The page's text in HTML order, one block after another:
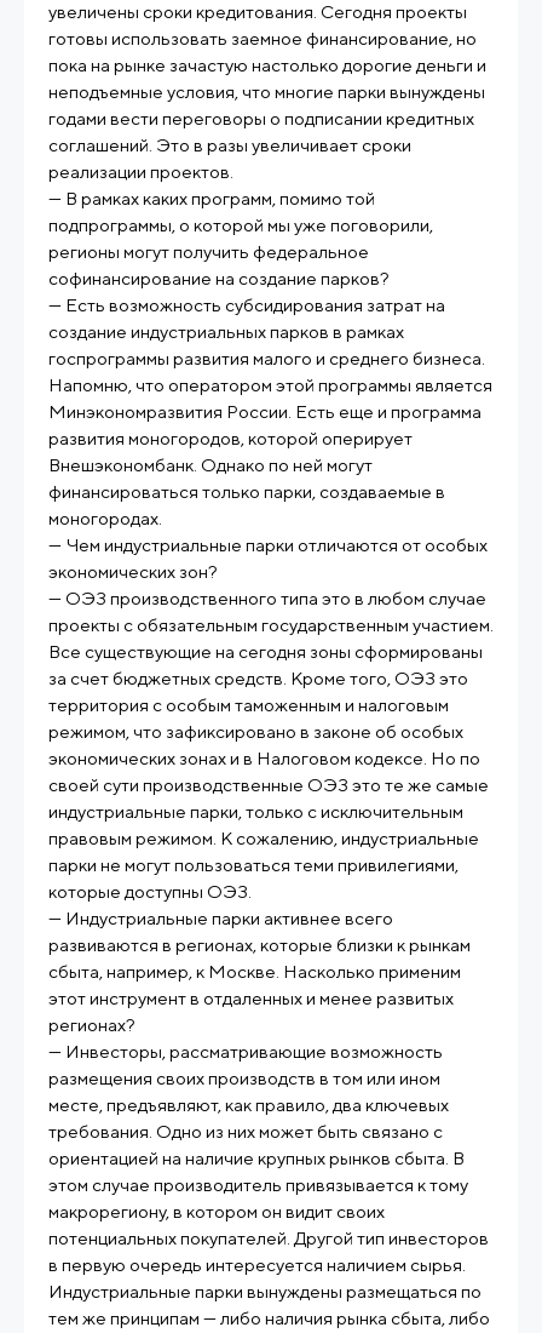
увеличены сроки кредитования. Сегодня проекты
готовы использовать заемное финансирование, но
пока на рынке зачастую настолько дорогие деньги и
неподъемные условия, что многие парки вынуждены
годами вести переговоры о подписании кредитных
соглашений. Это в разы увеличивает сроки
реализации проектов.
— В рамках каких программ, помимо той
подпрограммы, о которой мы уже поговорили,
регионы могут получить федеральное
софинансирование на создание парков?
— Есть возможность субсидирования затрат на
создание индустриальных парков в рамках
госпрограммы развития малого и среднего бизнеса.
Напомню, что оператором этой программы является
Минэкономразвития России. Есть еще и программа
развития моногородов, которой оперирует
Внешэкономбанк. Однако по ней могут
финансироваться только парки, создаваемые в
моногородах.
— Чем индустриальные парки отличаются от особых
экономических зон?
— ОЭЗ производственного типа это в любом случае
проекты с обязательным государственным участием.
Все существующие на сегодня зоны сформированы
за счет бюджетных средств. Кроме того, ОЭЗ это
территория с особым таможенным и налоговым
режимом, что зафиксировано в законе об особых
экономических зонах и в Налоговом кодексе. Но по
своей сути производственные ОЭЗ это те же самые
индустриальные парки, только с исключительным
правовым режимом. К сожалению, индустриальные
парки не могут пользоваться теми привилегиями,
которые доступны ОЭЗ.
— Индустриальные парки активнее всего
развиваются в регионах, которые близки к рынкам
сбыта, например, к Москве. Насколько применим
этот инструмент в отдаленных и менее развитых
регионах?
— Инвесторы, рассматривающие возможность
размещения своих производств в том или ином
месте, предъявляют, как правило, два ключевых
требования. Одно из них может быть связано с
ориентацией на наличие крупных рынков сбыта. В
этом случае производитель привязывается к тому
макрорегиону, в котором он видит своих
потенциальных покупателей. Другой тип инвесторов
в первую очередь интересуется наличием сырья.
Индустриальные парки вынуждены размещаться по
тем же принципам — либо наличия рынка сбыта, либо